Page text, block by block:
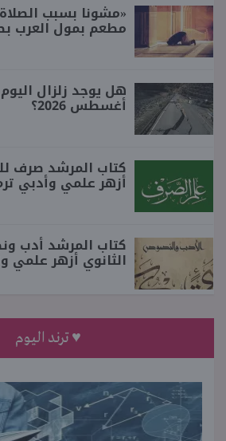
«مشونا بسبب
مطعم بمول العرب
أغسطس 2026؟
كتاب المرشد صرف
أزهر علمي وأدبي ترم
كتاب المرشد أدب
الثانوي أزهر علمي
♥ ترند اليوم